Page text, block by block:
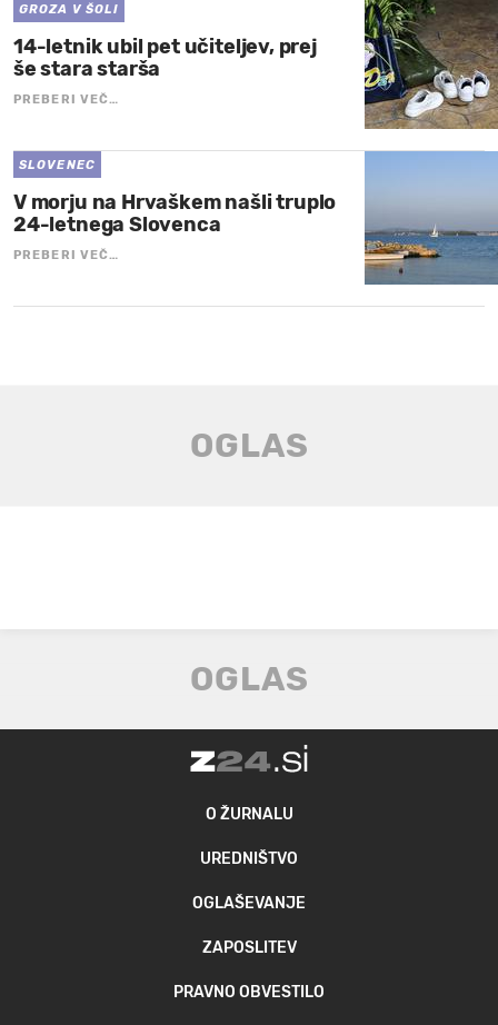
GROZA V ŠOLI
14-letnik ubil pet učiteljev, prej
še stara starša
PREBERI VEČ…
SLOVENEC
V morju na Hrvaškem našli truplo
24-letnega Slovenca
PREBERI VEČ…
O ŽURNALU
UREDNIŠTVO
OGLAŠEVANJE
ZAPOSLITEV
PRAVNO OBVESTILO